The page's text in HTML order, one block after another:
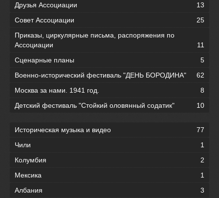
Друзья Ассоциации
13
Совет Ассоциации
25
Приказы, циркулярные письма, распоряжения по
Ассоциации
11
Сценарные планы
5
Военно-исторический фестиваль "ДЕНЬ БОРОДИНА"
62
Москва за нами. 1941 год.
8
Детский фестиваль "Стойкий оловянный содатик"
10
Историческая музыка и видео
77
Чили
1
Колумбия
2
Мексика
1
Албания
3